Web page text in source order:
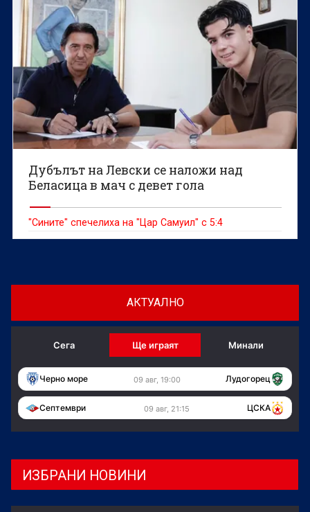
Дубълът на Левски се наложи над
Беласица в мач с девет гола
"Сините" спечелиха на "Цар Самуил" с 5:4
АКТУАЛНО
Сега Ще играят Минали
Черно море 09 авг, 19:00 Лудогорец
Септември 09 авг, 21:15 ЦСКА
ИЗБРАНИ НОВИНИ